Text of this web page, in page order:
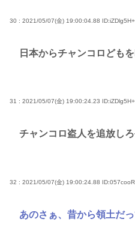
30 : 2021/05/07(金) 19:00:04.88
日本からチャンコロども
31 : 2021/05/07(金) 19:00:24.23
チャンコロ盗人を追放しろ
32 : 2021/05/07(金) 19:00:24.88
あのさぁ、昔から領土だ